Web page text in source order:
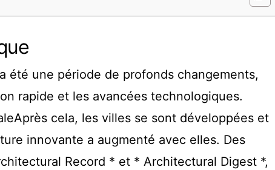
été une période de profonds changements,
rapide et les avancées technologiques.
cela, les villes se sont développées et
innovante a augmenté avec elles. Des
Record * et * Architectural Digest *,